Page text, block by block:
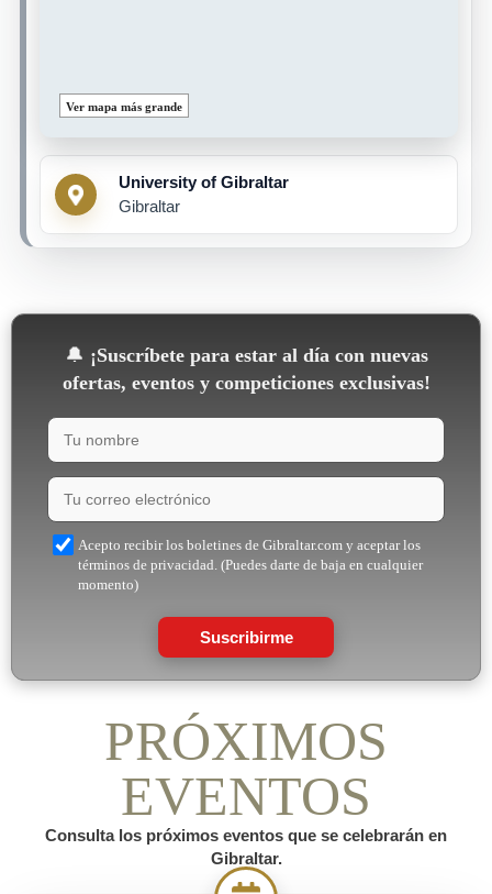
Ver mapa más grande
University of Gibraltar
Gibraltar
🔔 ¡Suscríbete para estar al día con nuevas
ofertas, eventos y competiciones exclusivas!
Acepto recibir los boletines de Gibraltar.com y aceptar los
términos de privacidad. (Puedes darte de baja en cualquier
momento)
Suscribirme
PRÓXIMOS
EVENTOS
Consulta los próximos eventos que se celebrarán en
Gibraltar.